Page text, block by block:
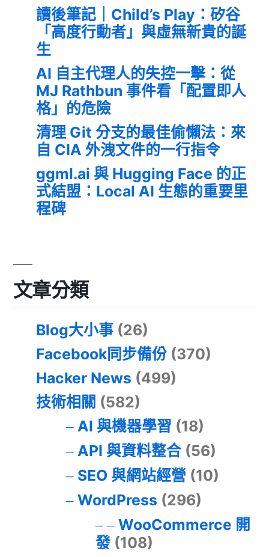
讀後筆記｜Child’s Play：矽谷
「高度行動者」與虛無新貴的誕
生
AI 自主代理人的失控一擊：從
MJ Rathbun 事件看「配置即人
格」的危險
清理 Git 分支的最佳偷懶法：來
自 CIA 外洩文件的一行指令
ggml.ai 與 Hugging Face 的正
式結盟：Local AI 生態的重要里
程碑
文章分類
Blog大小事 (26)
Facebook同步備份 (370)
Hacker News (499)
技術相關 (582)
AI 與機器學習 (18)
API 與資料整合(56)
SEO 與網站經營 (10)
WordPress (296)
WooCommerce 開
發(108)